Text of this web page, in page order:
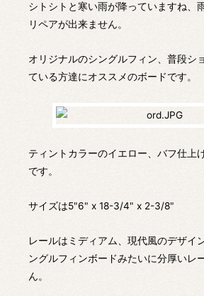
シトシトと寒い雨が降っていますね、
リペアが出来ません。
オリジナルのシングルフィン、普段シ
ている方達にオススメのボードです。
ティントカラーのイエロー、バフ仕上
です。
サイズは5"6" x 18-3/4" x 2-3/8"
レールはミディアム、現代風のデザイ
ングルフィンボードみたいに分厚いレ
ん。